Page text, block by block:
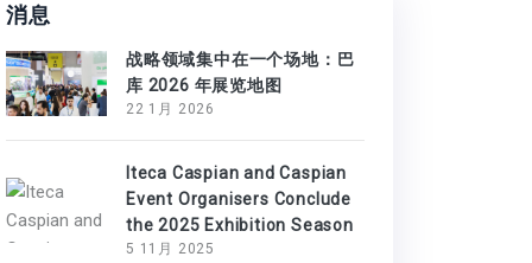
消息
战略领域集中在一个场地：巴
库 2026 年展览地图
22 1月 2026
Iteca Caspian and Caspian
Event Organisers Conclude
the 2025 Exhibition Season
5 11月 2025